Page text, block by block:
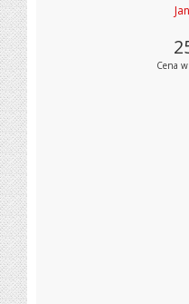
Cena